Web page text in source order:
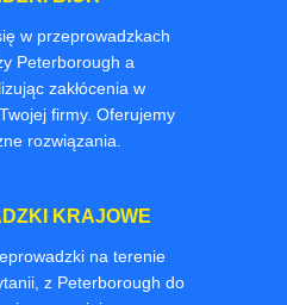
w przeprowadzkach
Peterborough a
zakłócenia w
firmy. Oferujemy
rozwiązania.
KRAJOWE
na terenie
z Peterborough do